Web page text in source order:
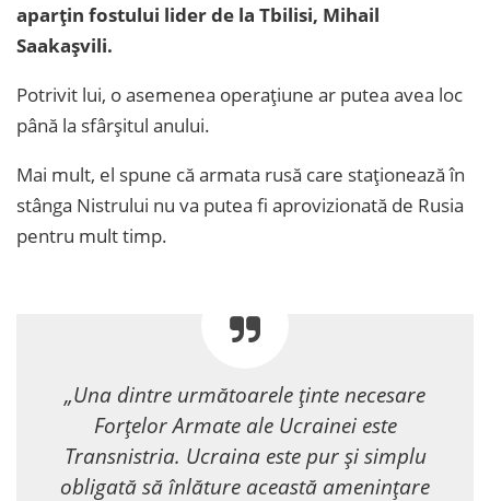
aparțin fostului lider de la Tbilisi, Mihail
Saakașvili.
Potrivit lui, o asemenea operațiune ar putea avea loc
până la sfârșitul anului.
Mai mult, el spune că armata rusă care staționează în
stânga Nistrului nu va putea fi aprovizionată de Rusia
pentru mult timp.
„Una dintre următoarele ținte necesare
Forțelor Armate ale Ucrainei este
Transnistria. Ucraina este pur și simplu
obligată să înlăture această amenințare